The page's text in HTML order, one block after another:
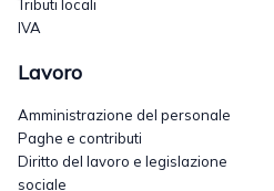
Tributi locali
IVA
Lavoro
Amministrazione del personale
Paghe e contributi
Diritto del lavoro e legislazione
sociale